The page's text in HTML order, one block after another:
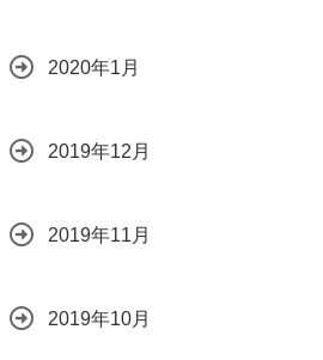
2020年1月
2019年12月
2019年11月
2019年10月